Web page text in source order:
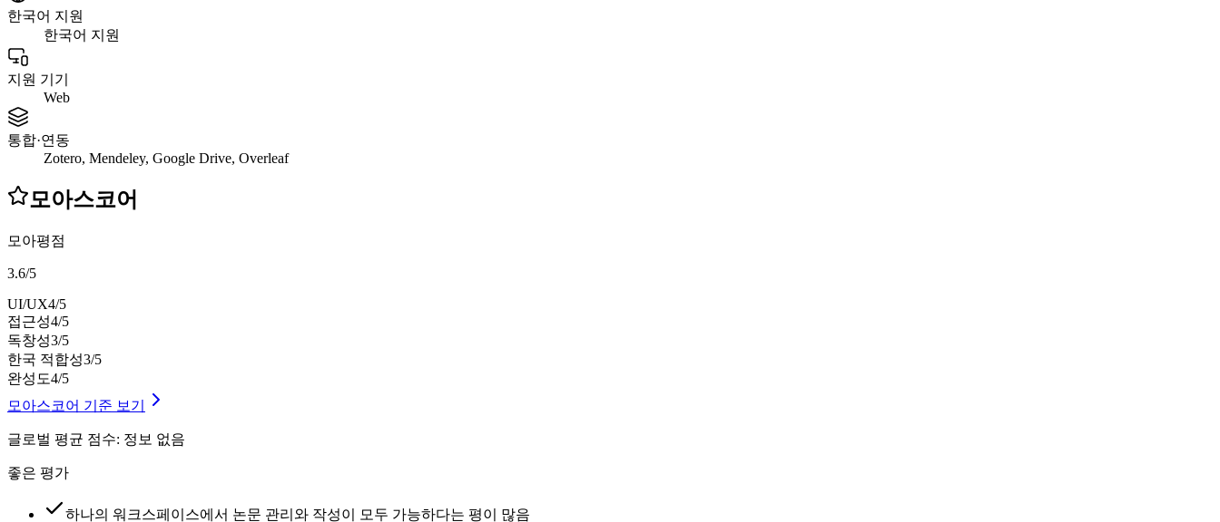
한국어 지원
한국어 지원
지원 기기
Web
통합·연동
Zotero, Mendeley, Google Drive, Overleaf
모아스코어
모아평점
3.6/5
UI/UX4/5
접근성4/5
독창성3/5
한국 적합성3/5
완성도4/5
모아스코어 기준 보기
글로벌 평균 점수: 정보 없음
좋은 평가
하나의 워크스페이스에서 논문 관리와 작성이 모두 가능하다는 평이 많음